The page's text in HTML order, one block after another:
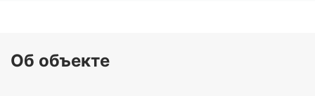
Об объекте